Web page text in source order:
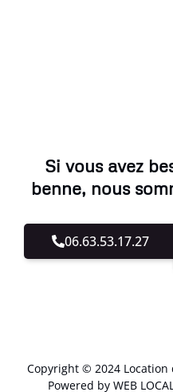
Si vous avez
benne, nous
06.63.53.17.27
Copyright © 2024 Location
Powered by WEB